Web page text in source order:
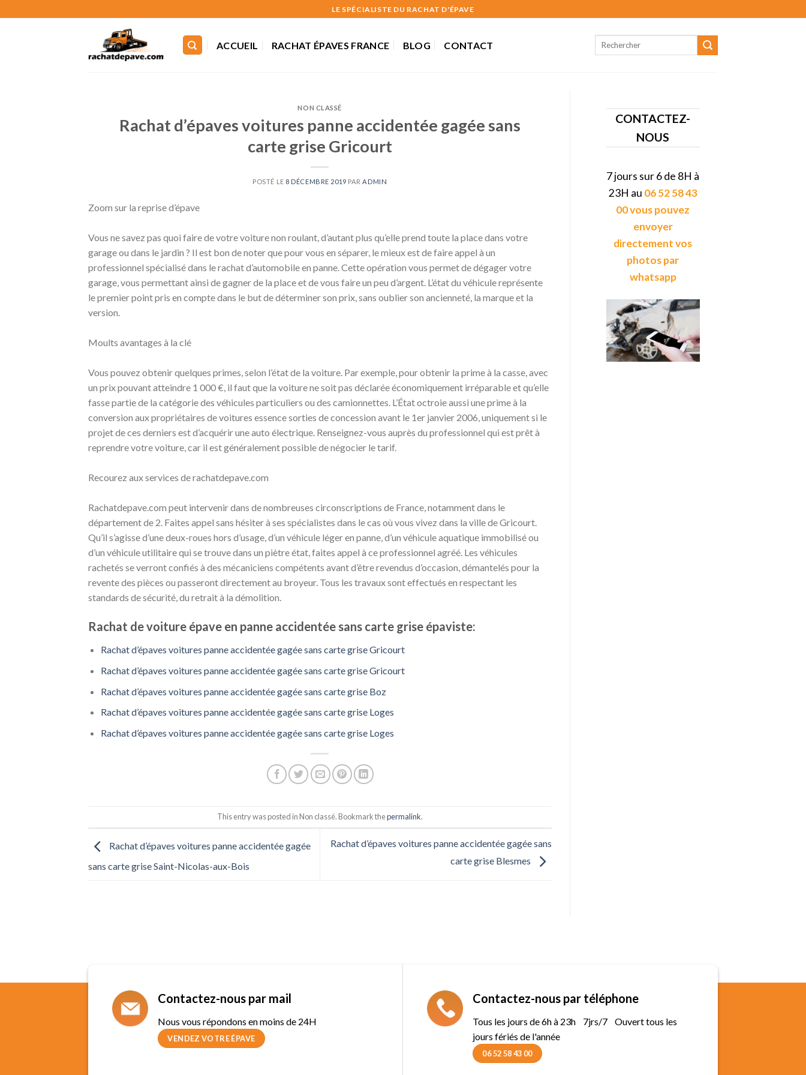
to
LE SPÉCIALISTE DU RACHAT D'ÉPAVE
ACCUEIL RACHAT ÉPAVES FRANCE BLOG CONTACT
NON CLASSÉ
Rachat d’épaves voitures panne accidentée gagée sans
carte grise Gricourt
POSTÉ LE 8 DÉCEMBRE 2019 PAR ADMIN
Zoom sur la reprise d’épave
Vous ne savez pas quoi faire de votre voiture non roulant, d’autant plus qu’elle prend toute la place dans votre
garage ou dans le jardin ? Il est bon de noter que pour vous en séparer, le mieux est de faire appel à un
professionnel spécialisé dans le rachat d’automobile en panne. Cette opération vous permet de dégager votre
garage, vous permettant ainsi de gagner de la place et de vous faire un peu d’argent. L’état du véhicule représente
le premier point pris en compte dans le but de déterminer son prix, sans oublier son ancienneté, la marque et la
version.
Moults avantages à la clé
Vous pouvez obtenir quelques primes, selon l’état de la voiture. Par exemple, pour obtenir la prime à la casse, avec
un prix pouvant atteindre 1 000 €, il faut que la voiture ne soit pas déclarée économiquement irréparable et qu’elle
fasse partie de la catégorie des véhicules particuliers ou des camionnettes. L’État octroie aussi une prime à la
conversion aux propriétaires de voitures essence sorties de concession avant le 1er janvier 2006, uniquement si le
projet de ces derniers est d’acquérir une auto électrique. Renseignez-vous auprès du professionnel qui est prêt à
reprendre votre voiture, car il est généralement possible de négocier le tarif.
Recourez aux services de rachatdepave.com
Rachatdepave.com peut intervenir dans de nombreuses circonscriptions de France, notamment dans le
département de 2. Faites appel sans hésiter à ses spécialistes dans le cas où vous vivez dans la ville de Gricourt.
Qu’il s’agisse d’une deux-roues hors d’usage, d’un véhicule léger en panne, d’un véhicule aquatique immobilisé ou
d’un véhicule utilitaire qui se trouve dans un piètre état, faites appel à ce professionnel agréé. Les véhicules
rachetés se verront confiés à des mécaniciens compétents avant d’être revendus d’occasion, démantelés pour la
revente des pièces ou passeront directement au broyeur. Tous les travaux sont effectués en respectant les
standards de sécurité, du retrait à la démolition.
Rachat de voiture épave en panne accidentée sans carte grise épaviste:
Rachat d’épaves voitures panne accidentée gagée sans carte grise Gricourt
Rachat d’épaves voitures panne accidentée gagée sans carte grise Gricourt
Rachat d’épaves voitures panne accidentée gagée sans carte grise Boz
Rachat d’épaves voitures panne accidentée gagée sans carte grise Loges
Rachat d’épaves voitures panne accidentée gagée sans carte grise Loges
This entry was posted in Non classé. Bookmark thepermalink.
Rachat d’épaves voitures panne accidentée gagée
sans carte grise Saint-Nicolas-aux-Bois
Rachat d’épaves voitures panne accidentée gagée sans
carte grise Blesmes
CONTACTEZ-
NOUS
7 jours sur 6 de 8H à
23H au 06 52 58 43
00 vous pouvez
envoyer
directement vos
photos par
whatsapp
Contactez-nous par mail
Nous vous répondons en moins de 24H
VENDEZ VOTRE ÉPAVE
Contactez-nous par téléphone
Tous les jours de 6h à 23h 7jrs/7 Ouvert tous les
jours fériés de l'année
06 52 58 43 00